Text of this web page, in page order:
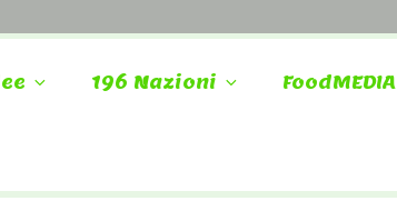
196 Nazioni FoodMEDIA